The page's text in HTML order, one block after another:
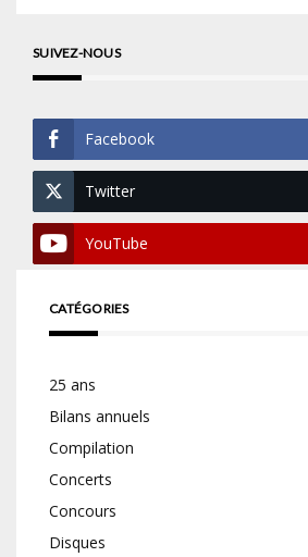
SUIVEZ-NOUS
Facebook
Twitter
YouTube
CATÉGORIES
25 ans
Bilans annuels
Compilation
Concerts
Concours
Disques